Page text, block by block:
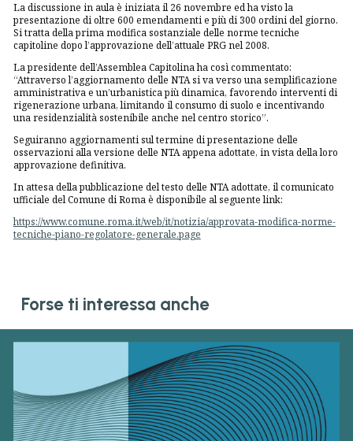
La discussione in aula è iniziata il 26 novembre ed ha visto la
presentazione di oltre 600 emendamenti e più di 300 ordini del giorno.
Si tratta della prima modifica sostanziale delle norme tecniche
capitoline dopo l’approvazione dell’attuale PRG nel 2008.
La presidente dell’Assemblea Capitolina ha così commentato:
“Attraverso l’aggiornamento delle NTA si va verso una semplificazione
amministrativa e un’urbanistica più dinamica, favorendo interventi di
rigenerazione urbana, limitando il consumo di suolo e incentivando
una residenzialità sostenibile anche nel centro storico”.
Seguiranno aggiornamenti sul termine di presentazione delle
osservazioni alla versione delle NTA appena adottate, in vista della loro
approvazione definitiva.
In attesa della pubblicazione del testo delle NTA adottate, il comunicato
ufficiale del Comune di Roma è disponibile al seguente link:
https://www.comune.roma.it/web/it/notizia/approvata-modifica-norme-
tecniche-piano-regolatore-generale.page
Forse ti interessa anche